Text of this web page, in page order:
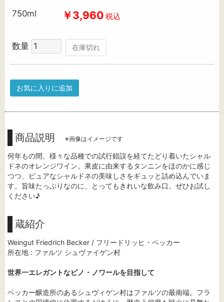
750ml ￥3,960 税込
数量 在庫切れ
お気に入りに追加
商品説明 ※画像はイメージです
何年もの間、様々な品種での試行錯誤を経てたどり着いたシャル
ドネのオレンジワイン。果皮に由来するタンニンをほのかに感じ
つつ、ピュアなシャルドネの美味しさをギュッと詰め込んでいま
す。旨味たっぷりなのに、とってもきれいな飲み口。ぜひお試し
ください♪
蔵紹介
Weingut Friedrich Becker / フリードリッヒ・ベッカー
所在地 : ファルツ シュヴァイゲン村
世界一エレガントなピノ・ノワールを目指して
ベッカー醸造所のあるシュヴィゲン村はファルツの最南端。フラ